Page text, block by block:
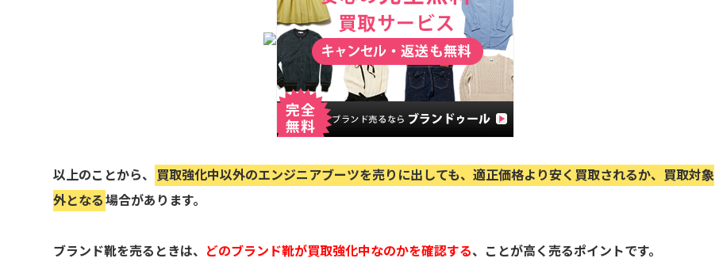
以上のことから、 買取強化中以外のエンジニアブーツを売りに出しても、適正価格より安く買取されるか、買取対象
外となる場合があります。
ブランド靴を売るときは、 どのブランド靴が買取強化中なのかを確認する、ことが高く売るポイントです。